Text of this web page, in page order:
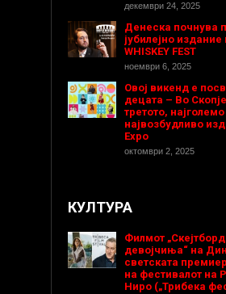
декември 24, 2025
Денеска почнува
јубилејно издание
WHISKEY FEST
ноември 6, 2025
Овој викенд е
децата – Во
третото, најголемо
највозбудливо
Expo
октомври 2, 2025
КУЛТУРА
Филмот
девојчиња“ на
светската
на фестивалот на
Ниро („Трибека